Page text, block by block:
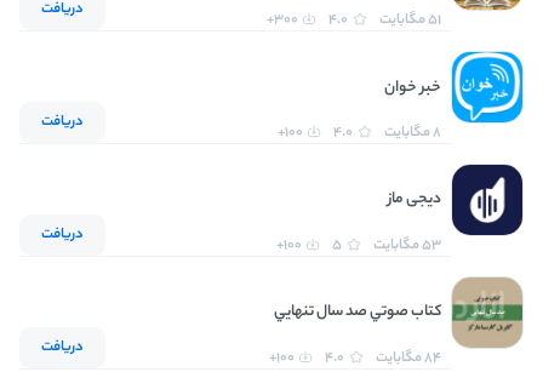
51 مگابایت 4.0
300+ دریافت
خبر خوان
8 مگابایت 4.0
100+ دریافت
دیجی ماز
53 مگابایت 5
100+ دریافت
کتاب صوتي صد سال تنهايي
84 مگابایت 4.0
100+ دریافت